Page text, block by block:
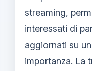
streaming,
interessati di
aggiornati su
importanza. La